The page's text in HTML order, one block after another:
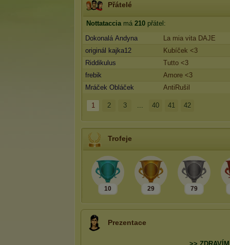
Přátelé
Nottatacciamá 210 přátel:
Dokonalá Andyna
La mia vita DAJE
originál kajka12
Kubíček <3
Riddikulus
Tutto <3
frebik
Amore <3
Mráček Obláček
AntiRušil
1 2 3 ... 40 41 42
Trofeje
10 29 79
Prezentace